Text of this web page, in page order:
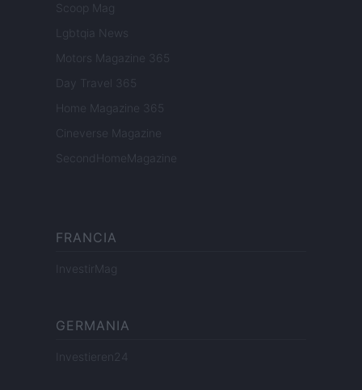
Scoop Mag
Lgbtqia News
Motors Magazine 365
Day Travel 365
Home Magazine 365
Cineverse Magazine
SecondHomeMagazine
FRANCIA
InvestirMag
GERMANIA
Investieren24